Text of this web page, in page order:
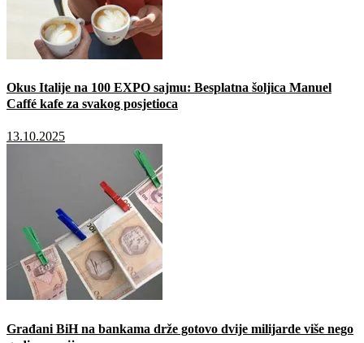
Okus Italije na 100 EXPO sajmu: Besplatna šoljica Manuel
Caffé kafe za svakog posjetioca
13.10.2025
Građani BiH na bankama drže gotovo dvije milijarde više nego